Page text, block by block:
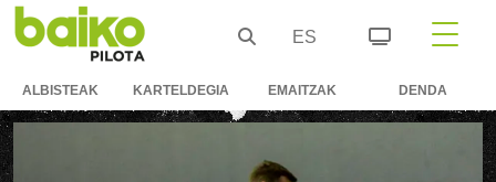
ES
ALBISTEAK KARTELDEGIA EMAITZAK DENDA